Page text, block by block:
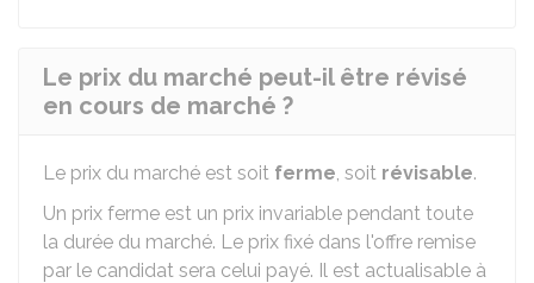
Le prix du marché peut-il être révisé
en cours de marché ?
Le prix du marché est soit ferme, soit révisable.
Un prix ferme est un prix invariable pendant toute
la durée du marché. Le prix fixé dans l'offre remise
par le candidat sera celui payé. Il est actualisable à